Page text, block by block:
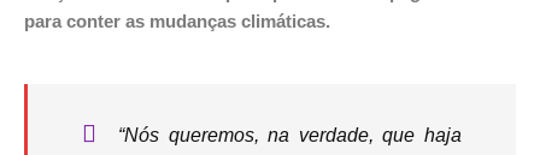
para conter as mudanças climáticas.
“Nós queremos, na verdade, que haja